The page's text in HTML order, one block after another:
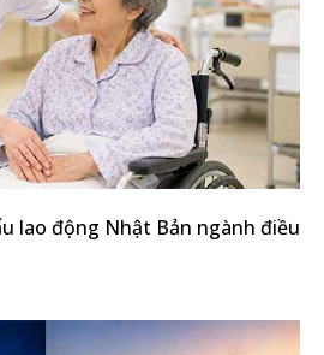
lao động Nhật Bản ngành điều